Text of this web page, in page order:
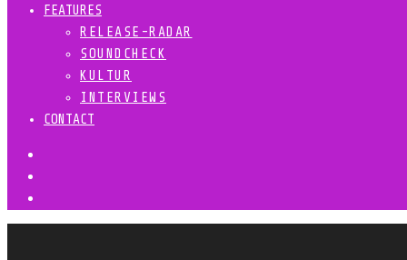
FEATURES
RELEASE-RADAR
SOUNDCHECK
KULTUR
INTERVIEWS
CONTACT